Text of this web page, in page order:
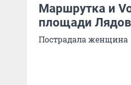
Маршрутка и
площади
Пострадала женщина